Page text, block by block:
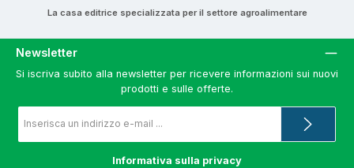
La casa editrice specializzata per il settore agroalimentare
Newsletter
Si iscriva subito alla newsletter per ricevere informazioni sui nuovi
prodotti e sulle offerte.
e-
*
Informativa sulla privacy